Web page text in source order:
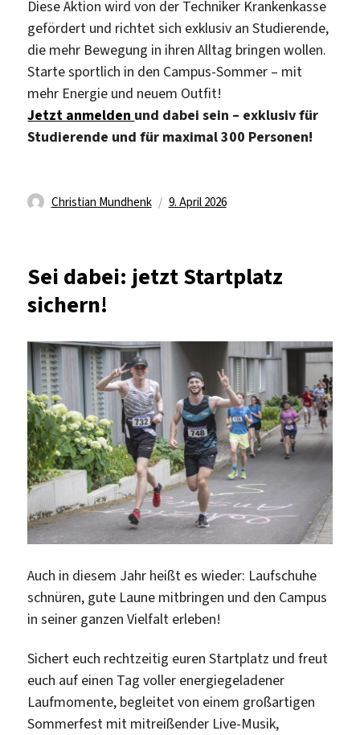
Diese Aktion wird von der Techniker Krankenkasse
gefördert und richtet sich exklusiv an Studierende,
die mehr Bewegung in ihren Alltag bringen wollen.
Starte sportlich in den Campus-Sommer – mit
mehr Energie und neuem Outfit!
Jetzt anmelden und dabei sein – exklusiv für
Studierende und für maximal 300 Personen!
Autor
Christian Mundhenk
Veröffentlicht
9. April 2026
Sei dabei: jetzt Startplatz
sichern!
Auch in diesem Jahr heißt es wieder: Laufschuhe
schnüren, gute Laune mitbringen und den Campus
in seiner ganzen Vielfalt erleben!
Sichert euch rechtzeitig euren Startplatz und freut
euch auf einen Tag voller energiegeladener
Laufmomente, begleitet von einem großartigen
Sommerfest mit mitreißender Live-Musik,